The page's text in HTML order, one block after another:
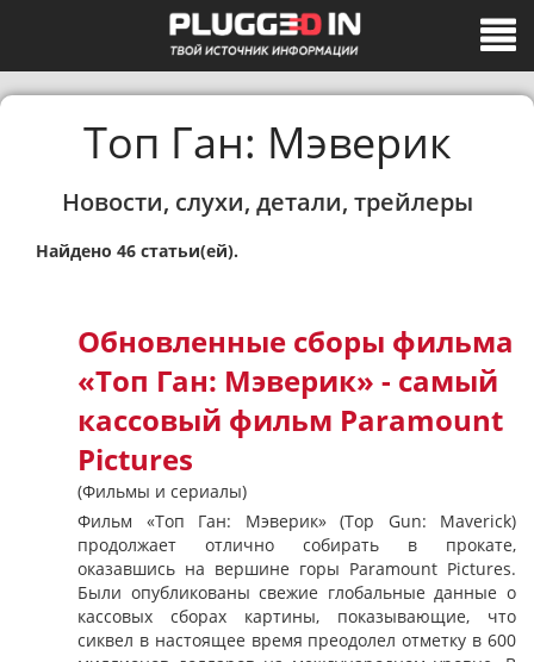
Топ Ган: Мэверик
Новости, слухи, детали, трейлеры
Найдено 46 статьи(ей).
Обновленные сборы фильма
«Топ Ган: Мэверик» - самый
кассовый фильм Paramount
Pictures
(Фильмы и сериалы)
Фильм «Топ Ган: Мэверик» (Top Gun: Maverick)
продолжает отлично собирать в прокате,
оказавшись на вершине горы Paramount Pictures.
Были опубликованы свежие глобальные данные о
кассовых сборах картины, показывающие, что
сиквел в настоящее время преодолел отметку в 600